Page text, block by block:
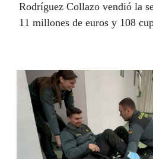
Rodríguez Collazo vendió la
11 millones de euros y 108